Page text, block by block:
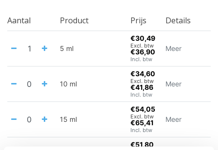
Aantal Product Prijs Details
5 ml
€30,49
Excl. btw
€36,90
Incl. btw
Meer
10 ml
€34,60
Excl. btw
€41,86
Incl. btw
Meer
15 ml
€54,05
Excl. btw
€65,41
Incl. btw
Meer
€51,80